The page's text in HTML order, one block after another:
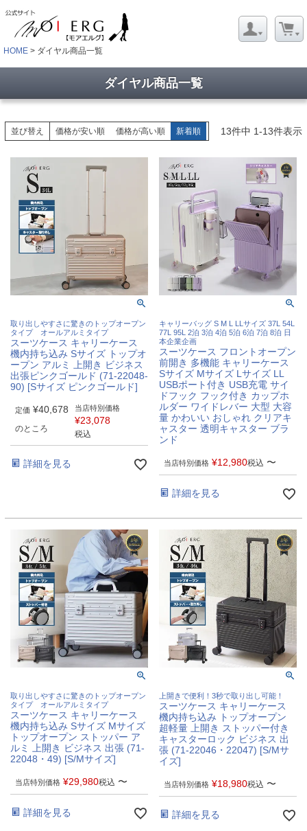
HOME ダイヤル商品一覧
ダイヤル商品一覧
並び替え 価格が安い順 価格が高い順 新着順 13件中 1-13件表示
取り出しやすさに驚きのトップオープン
タイプ オールアルミタイプ
スーツケース キャリーケース
機内持ち込み Sサイズ トップオ
ープン アルミ 上開き ビジネス
出張ピンクゴールド (71-22048-
90) [Sサイズ ピンクゴールド]
定価 ¥40,678
のところ
当店特別価格
¥23,078
税込
詳細を見る
キャリーバッグ S M L LLサイズ 37L 54L
77L 95L 2泊 3泊 4泊 5泊 6泊 7泊 8泊 日
本企業企画
スーツケース フロントオープン
前開き 多機能 キャリーケース
Sサイズ Mサイズ Lサイズ LL
USBポート付き USB充電 サイ
ドフック フック付き カップホ
ルダー ワイドレバー 大型 大容
量 かわいい おしゃれ クリアキ
ャスター 透明キャスター ブラ
ンド
当店特別価格 ¥12,980税込 〜
詳細を見る
取り出しやすさに驚きのトップオープン
タイプ オールアルミタイプ
スーツケース キャリーケース
機内持ち込み Sサイズ Mサイズ
トップオープン ストッパー ア
ルミ 上開き ビジネス 出張 (71-
22048・49) [S/Mサイズ]
当店特別価格 ¥29,980税込 〜
詳細を見る
上開きで便利！3秒で取り出し可能！
スーツケース キャリーケース
機内持ち込み トップオープン
超軽量 上開き ストッパー付き
キャスターロック ビジネス 出
張 (71-22046・22047) [S/Mサ
イズ]
当店特別価格 ¥18,980税込 〜
詳細を見る